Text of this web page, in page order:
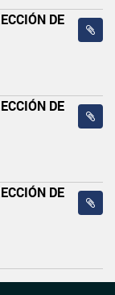
DE
DE
DE